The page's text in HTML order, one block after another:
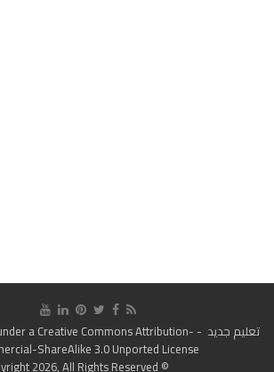
تعليم جديد - This work is licensed under a
Creative Commons Attribution-
ShareAlike 3.0 Unported License
© Copyright 2026, All Rights Reserved